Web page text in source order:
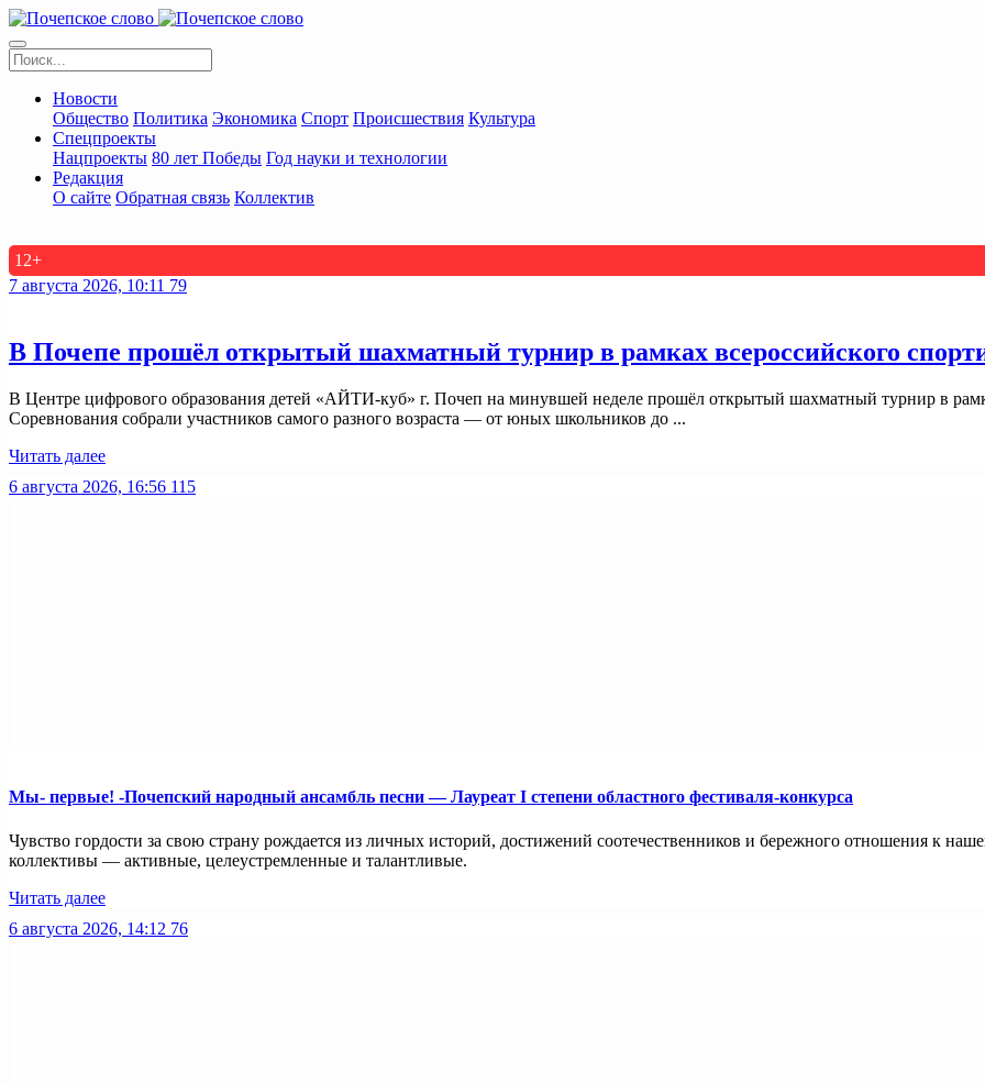
Новости
Общество Политика Экономика Спорт Происшествия Культура
Спецпроекты
Нацпроекты 80 лет Победы Год науки и технологии
Редакция
О сайте Обратная связь Коллектив
12+
7 августа 2026, 10:11 79
В Почепе прошёл открытый шахматный турнир в рамках всероссийского
В Центре цифрового образования детей «АЙТИ-куб» г. Почеп на минувшей неделе прошёл открытый шахматный турнир в
Соревнования собрали участников самого разного возраста — от юных школьников до ...
Читать далее
6 августа 2026, 16:56 115
Мы- первые! -Почепский народный ансамбль песни — Лауреат I степени областного фестиваля-конкурса
Чувство гордости за свою страну рождается из личных историй, достижений соотечественников и бережного отношения к
коллективы — активные, целеустремленные и талантливые.
Читать далее
6 августа 2026, 14:12 76